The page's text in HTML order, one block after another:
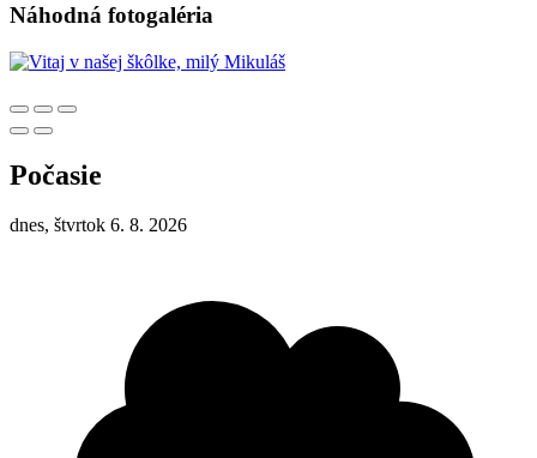
Náhodná fotogaléria
Počasie
dnes, štvrtok 6. 8. 2026